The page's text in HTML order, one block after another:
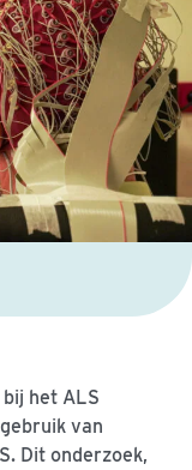
het ALS
van
Dit onderzoek,